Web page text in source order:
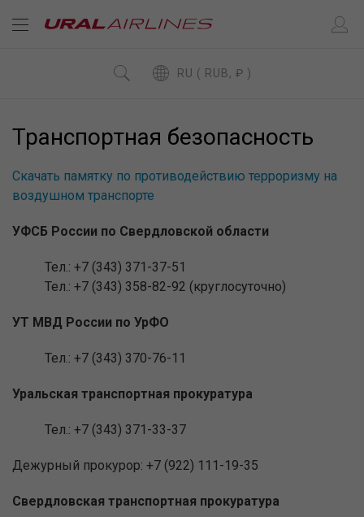
RU ( RUB, ₽ )
Транспортная безопасность
Cкачать памятку по противодействию терроризму на
воздушном транспорте
УФСБ России по Свердловской области
Тел.: +7 (343) 371-37-51
Тел.: +7 (343) 358-82-92 (круглосуточно)
УТ МВД России по УрФО
Тел.: +7 (343) 370-76-11
Уральская транспортная прокуратура
Тел.: +7 (343) 371-33-37
Дежурный прокурор: +7 (922) 111-19-35
Свердловская транспортная прокуратура